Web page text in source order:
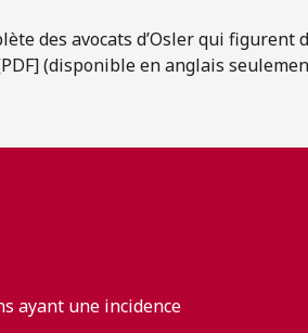
des avocats d’Osler qui figurent
(disponible en anglais
ayant une incidence